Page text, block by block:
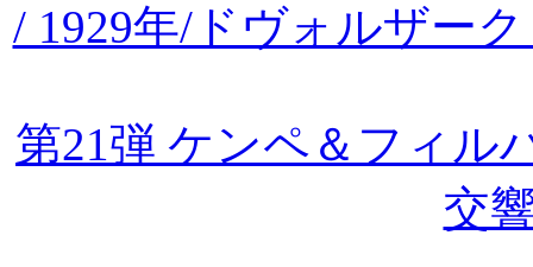
/ 1929年/ドヴォルザー
第21弾 ケンペ＆フィル
交